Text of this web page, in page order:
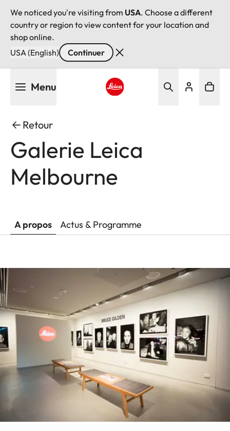
We noticed you're visiting from USA. Choose a different
country or region to view content for your location and
shop online.
USA (English)
Continuer
Menu
Retour
Galerie Leica
Melbourne
A propos Actus & Programme